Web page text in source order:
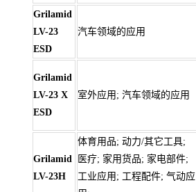
Grilamid
LV-23
ESD
汽车领域的应用
Grilamid
LV-23 X
ESD
室外应用; 汽车领域的应用
Grilamid
LV-23H
体育用品; 动力/其它工具;
医疗; 家用货品; 家电部件;
工业应用; 工程配件; 气动应